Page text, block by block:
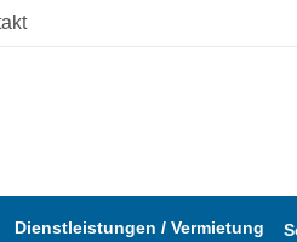
Dienstleistungen / Vermietung